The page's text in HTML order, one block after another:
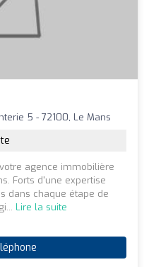
5 - 72100, Le Mans
agence immobilière
Forts d'une expertise
dans chaque étape de
Lire la suite